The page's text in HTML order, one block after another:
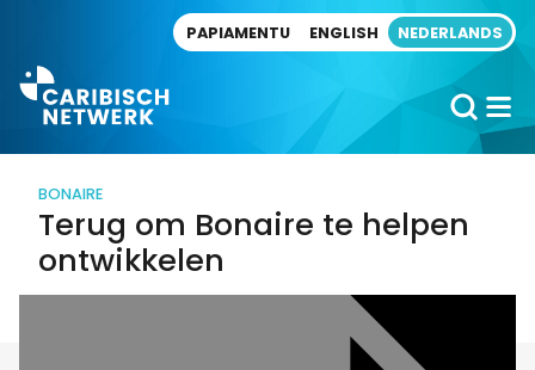
PAPIAMENTU ENGLISH NEDERLANDS
BONAIRE
Terug om Bonaire te helpen
ontwikkelen